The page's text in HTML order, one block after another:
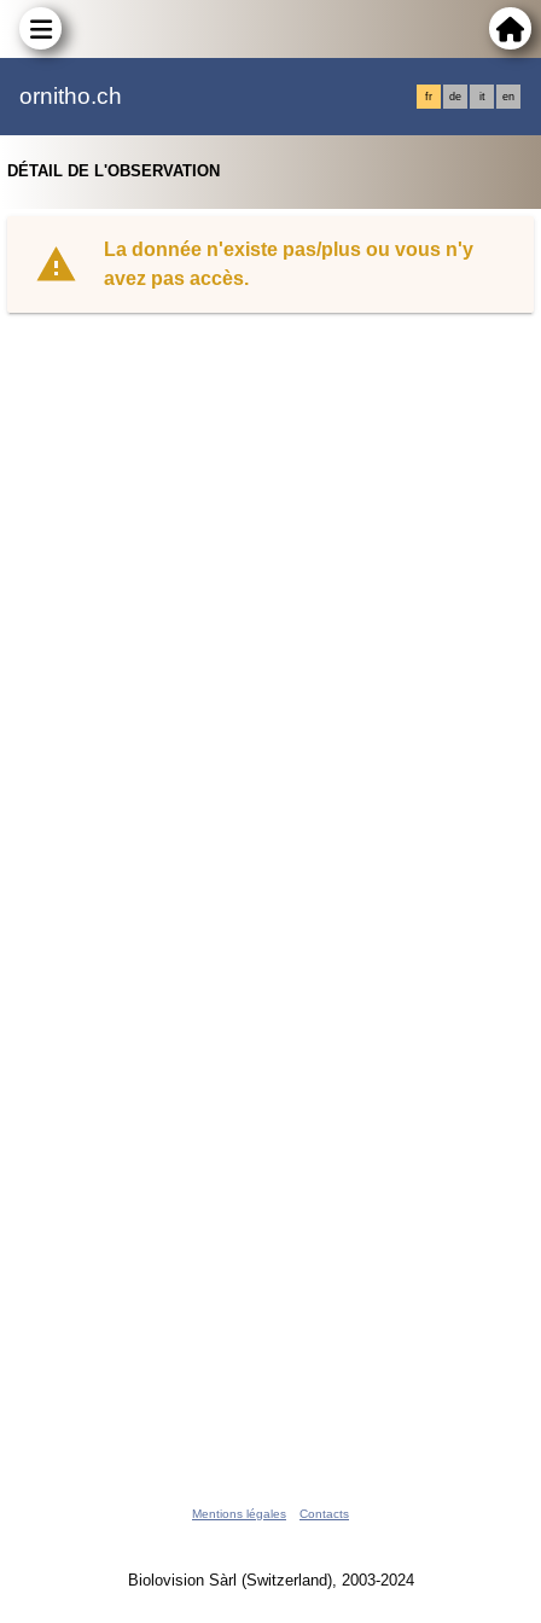
ornitho.ch fr de it en
DÉTAIL DE L'OBSERVATION
La donnée n'existe pas/plus ou vous n'y
avez pas accès.
Mentions légales Contacts
Biolovision Sàrl (Switzerland), 2003-2024